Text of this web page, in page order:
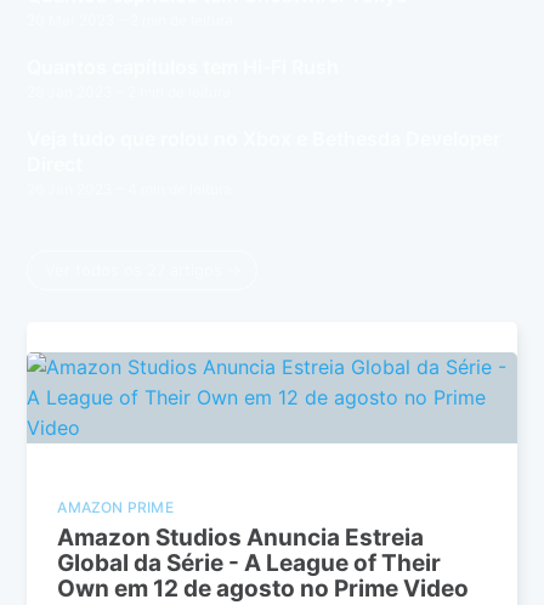
AMAZON PRIME
Amazon Studios Anuncia Estreia
Global da Série - A League of Their
Own em 12 de agosto no Prime Video